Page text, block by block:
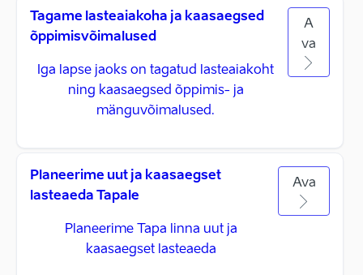
Tagame lasteaiakoha ja kaasaegsed
õppimisvõimalused
Iga lapse jaoks on tagatud lasteaiakoht
ning kaasaegsed õppimis- ja
mänguvõimalused.
A
va
Planeerime uut ja kaasaegset
lasteaeda Tapale
Planeerime Tapa linna uut ja
kaasaegset lasteaeda
Ava